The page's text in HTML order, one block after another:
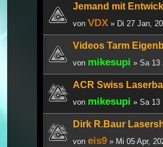
Jemand mit
von VDX » Di 27 Jan,
Videos Tarm
von mikesupi » Sa 13
ACR Swiss
von mikesupi » Sa 13
Dirk R.Baur
von eis9 » Mi 05 Apr,